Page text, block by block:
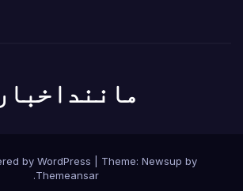
ماننداخبار
by WordPress Theme: Newsup by
Themeansar
.